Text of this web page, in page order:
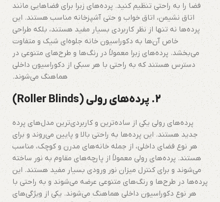
فضا را به راحتی تنظیم کنید. پرده‌های زبرا برای فضاهایی مانند
اتاق نشیمن، اتاق خواب و حتی آشپزخانه مناسب هستند. این
پرده‌ها نه تنها از نظر کاربردی بسیار مفید هستند، بلکه طراحی
خاص آن‌ها به دکوراسیون خانه جلوه‌ای شیک و متفاوت
می‌بخشد. پرده‌های زبرا معمولاً در رنگ‌ها و طرح‌های متنوعی در
دسترس هستند که به راحتی با هر سبکی از دکوراسیون داخلی
هماهنگ می‌شوند.
2. پرده‌های رولی (Roller Blinds)
پرده‌های رولی یکی از ساده‌ترین و کاربردی‌ترین مدل‌های پرده
جدید هستند. این پرده‌ها به راحتی بالا و پایین می‌روند و برای
هر نوع فضای داخلی، از جمله خانه‌های مدرن و کوچک، مناسب
هستند. پرده‌های رولی معمولاً از پارچه‌های مقاوم به نور ساخته
می‌شوند و برای کنترل میزان نور ورودی بسیار مفید هستند. این
پرده‌ها در طرح‌ها و رنگ‌های متنوعی عرضه می‌شوند و به راحتی با
هر نوع دکوراسیون داخلی هماهنگ می‌شوند. یکی از ویژگی‌های